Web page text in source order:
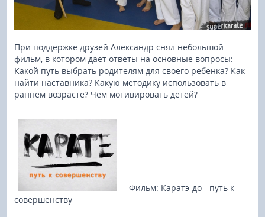
При поддержке друзей Александр снял небольшой
фильм, в котором дает ответы на основные вопросы:
Какой путь выбрать родителям для своего ребенка? Как
найти наставника? Какую методику использовать в
раннем возрасте? Чем мотивировать детей?
Фильм: Каратэ-до - путь к
совершенству